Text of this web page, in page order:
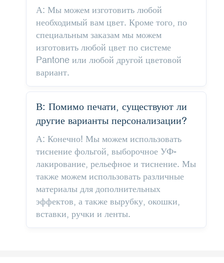
А: Мы можем изготовить любой
необходимый вам цвет. Кроме того, по
специальным заказам мы можем
изготовить любой цвет по системе
Pantone или любой другой цветовой
вариант.
В: Помимо печати, существуют ли
другие варианты персонализации?
А: Конечно! Мы можем использовать
тиснение фольгой, выборочное УФ-
лакирование, рельефное и тиснение. Мы
также можем использовать различные
материалы для дополнительных
эффектов, а также вырубку, окошки,
вставки, ручки и ленты.